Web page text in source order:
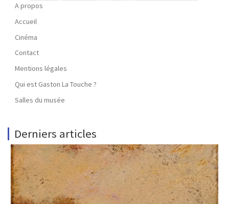
A propos
Accueil
Cinéma
Contact
Mentions légales
Qui est Gaston La Touche ?
Salles du musée
Derniers articles